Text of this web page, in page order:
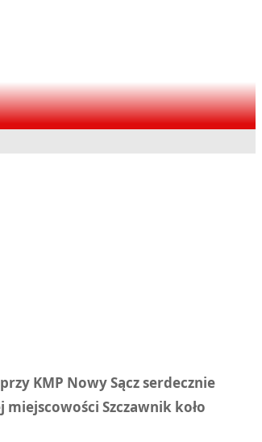
KMP Nowy Sącz serdecznie
Szczawnik koło